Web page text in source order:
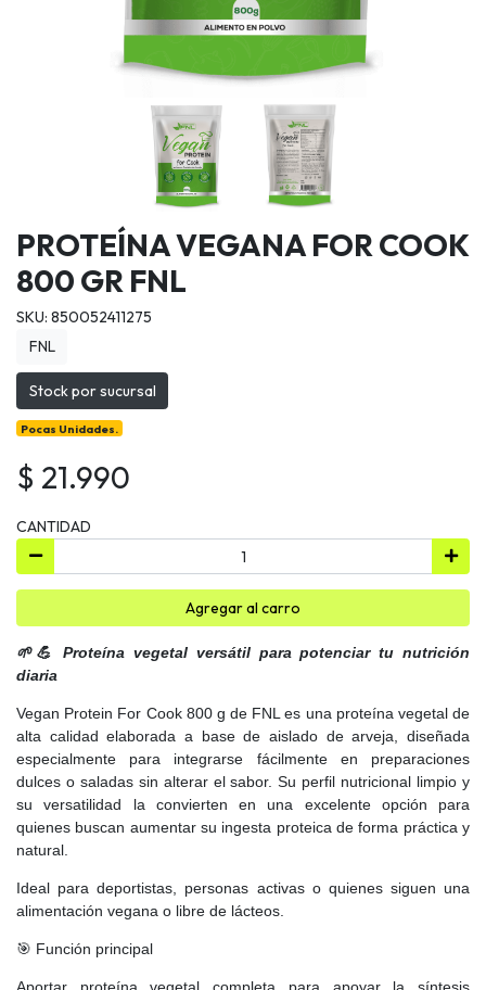
PROTEÍNA VEGANA FOR COOK
800 GR FNL
SKU: 850052411275
FNL
Stock por sucursal
Pocas Unidades.
$ 21.990
CANTIDAD
Agregar al carro
🌱💪 Proteína vegetal versátil para potenciar tu nutrición
diaria
Vegan Protein For Cook 800 g de FNL es una proteína vegetal de
alta calidad elaborada a base de aislado de arveja, diseñada
especialmente para integrarse fácilmente en preparaciones
dulces o saladas sin alterar el sabor. Su perfil nutricional limpio y
su versatilidad la convierten en una excelente opción para
quienes buscan aumentar su ingesta proteica de forma práctica y
natural.
Ideal para deportistas, personas activas o quienes siguen una
alimentación vegana o libre de lácteos.
🎯 Función principal
Aportar proteína vegetal completa para apoyar la síntesis